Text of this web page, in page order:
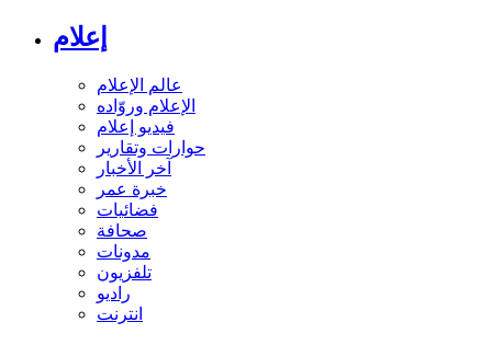
إعلام
عالم الإعلام
الإعلام وروّاده
فيديو إعلام
حوارات وتقارير
آخر الأخبار
خبرة عمر
فضائيات
صحافة
مدونات
تلفزيون
راديو
انترنت